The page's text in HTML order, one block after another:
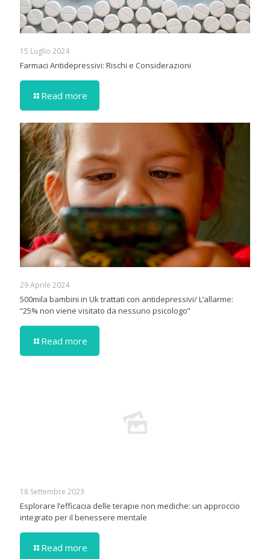
15 Luglio 2024
Farmaci Antidepressivi: Rischi e Considerazioni
Read more
29 Aprile 2024
500mila bambini in Uk trattati con antidepressivi/ L’allarme:
“25% non viene visitato da nessuno psicologo”
Read more
18 Settembre 2023
Esplorare l’efficacia delle terapie non mediche: un approccio
integrato per il benessere mentale
Read more